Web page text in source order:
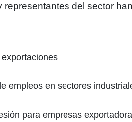
representantes del sector
empleos en sectores
para empresas